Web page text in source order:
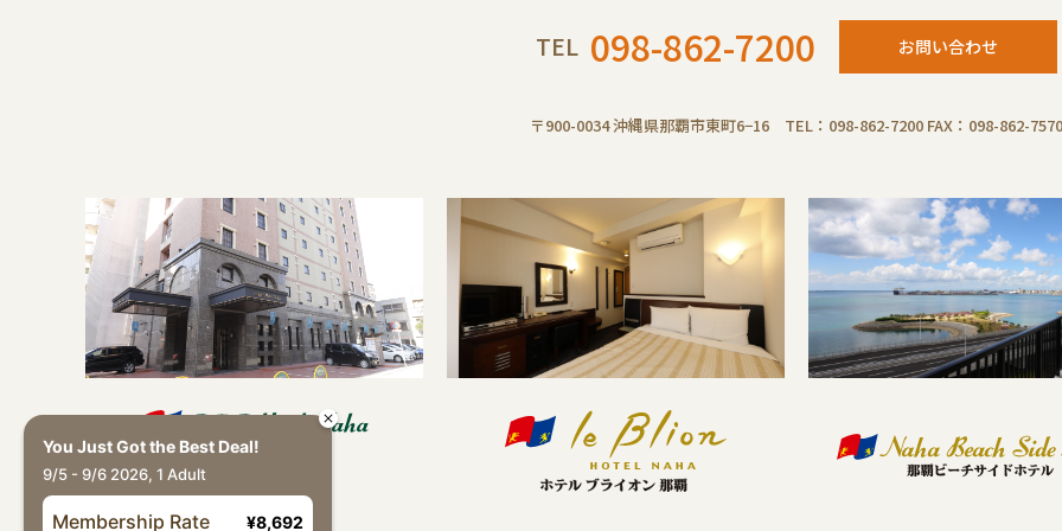
TEL 098-862-7200 お問い合わせ
〒900-0034 沖縄県那覇市東町6−16 TEL：098-862-7200 FAX：098-862-7570
You Just Got the Best Deal!
9/5 - 9/6 2026, 1 Adult
Membership Rate ¥8,692